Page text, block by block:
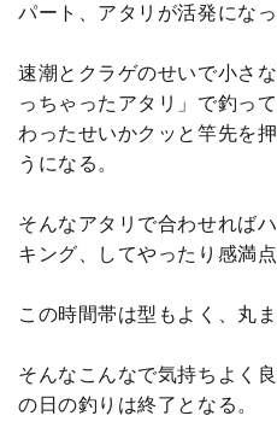
パート、アタリが活発になっ
速潮とクラゲのせいで小さ
っちゃったアタリ」で釣っ
わったせいかクッと竿先を
うになる。
そんなアタリで合わせれば
キング、してやったり感満
この時間帯は型もよく、丸
そんなこんなで気持ちよく
の日の釣りは終了となる。